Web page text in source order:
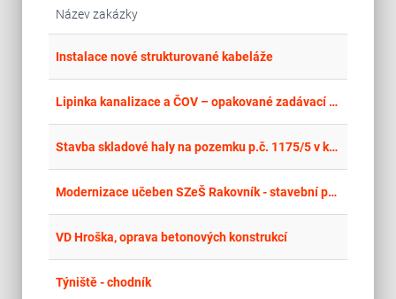
Název zakázky
Instalace nové strukturované kabeláže
Lipinka kanalizace a ČOV – opakované zadávací řízení
Stavba skladové haly na pozemku p.č. 1175/5 v k.ú. Strakonice
Modernizace učeben SZeŠ Rakovník - stavební práce a elektroinstalace
VD Hroška, oprava betonových konstrukcí
Týniště - chodník